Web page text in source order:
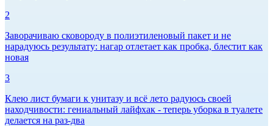
2
Заворачиваю сковороду в полиэтиленовый пакет и не
нарадуюсь результату: нагар отлетает как пробка, блестит как
новая
3
Клею лист бумаги к унитазу и всё лето радуюсь своей
находчивости: гениальный лайфхак - теперь уборка в туалете
делается на раз-два